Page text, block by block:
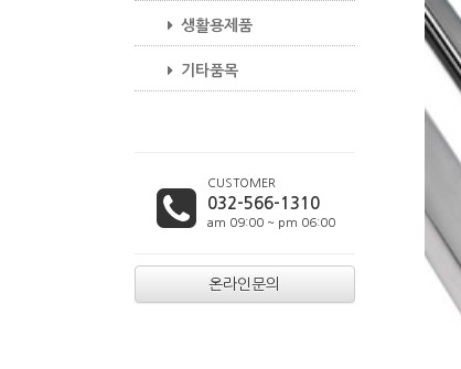
생활용제품
기타품목
CUSTOMER
032-566-1310
am 09:00 ~ pm 06:00
온라인문의